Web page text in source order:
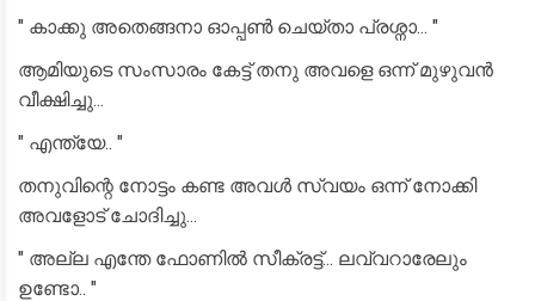
" കാക്കു അതെങ്ങനാ ഓപ്പൺ ചെയ്താ പ്രശ്നാ... "
ആമിയുടെ സംസാരം കേട്ട് തനു അവളെ ഒന്ന് മുഴുവൻ
വീക്ഷിച്ചു...
" എന്ത്യേ.. "
തനുവിന്റെ നോട്ടം കണ്ട അവൾ സ്വയം ഒന്ന് നോക്കി
അവളോട് ചോദിച്ചു...
" അല്ല എന്തേ ഫോണിൽ സീക്രട്ട്... ലവ്വറാരേലും
ഉണ്ടോ.. "